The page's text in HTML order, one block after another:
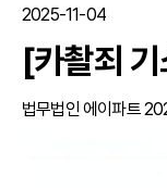
2025-11-04
[카촬죄
법무법인 에이파트